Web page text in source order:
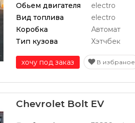
Обьем двигателя
electro
Вид топлива
electro
Коробка
Автомат
Тип кузова
Хэтчбек
хочу под заказ В избраное
Chevrolet Bolt EV